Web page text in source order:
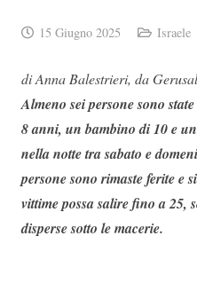
15 Giugno 2025 Israele
di Anna Balestrieri, da
Almeno sei persone sono
8 anni, un bambino di 10 e
nella notte tra sabato e
persone sono rimaste ferite e
vittime possa salire fino a 25,
disperse sotto le macerie.